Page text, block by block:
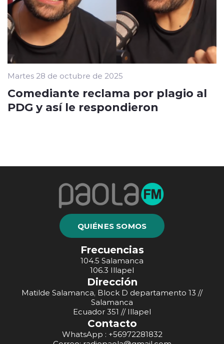
Martes 28 de octubre de 2025
Comediante reclama por plagio al
PDG y así le respondieron
QUIÉNES SOMOS
Frecuencias
104.5 Salamanca
106.3 Illapel
Dirección
Matilde Salamanca, Block D departamento 13 //
Salamanca
Ecuador 351 // Illapel
Contacto
WhatsApp : +56972281832